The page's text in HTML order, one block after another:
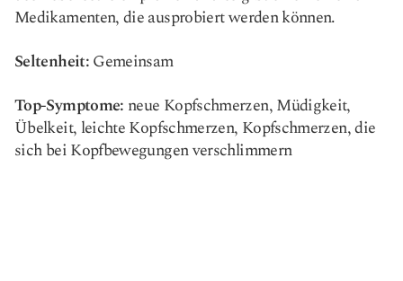
Medikamenten, die ausprobiert werden können.
Seltenheit:Gemeinsam
Top-Symptome: neue Kopfschmerzen, Müdigkeit,
Übelkeit, leichte Kopfschmerzen, Kopfschmerzen, die
sich bei Kopfbewegungen verschlimmern